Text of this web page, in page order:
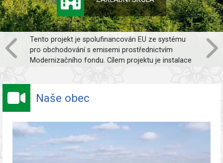
Předmětem projektu je pořízení 1 ks vozidla s
elektrickým pohonem (elektromobilu) do 3,5 t
kategorie N1v našem případě Toyota typ Proace
přínosem projektu je pozitivní dopad na životní
prostředí prostřednictvím snížení emisí
znečišťujících látek z dopravy a zlepšení kvality
ovzduší v intravilánu obce.
Naše obec